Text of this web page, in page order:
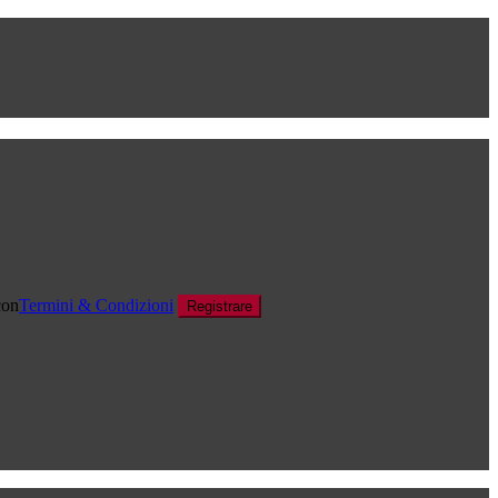
Termini & Condizioni Registrare